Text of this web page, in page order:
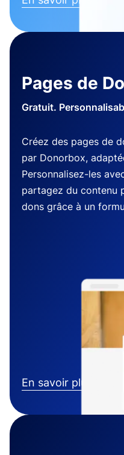
Pages de
Gratuit.
Créez des pages de
par Donorbox,
Personnalisez-les
partagez du contenu
dons grâce à un
En savoir plus